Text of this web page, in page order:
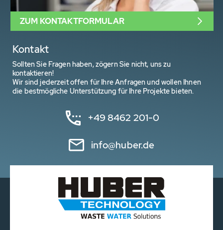
Kontakt
Sollten Sie Fragen haben, zögern Sie nicht, uns zu
kontaktieren!
Wir sind jederzeit offen für Ihre Anfragen und wollen Ihnen
die bestmögliche Unterstützung für Ihre Projekte bieten.
+49 8462 201-0
info@huber.de
ZUM KONTAKTFORMULAR